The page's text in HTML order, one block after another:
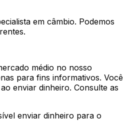
em câmbio. Podemos
médio no nosso
para fins informativos. Você
enviar dinheiro. Consulte as
enviar dinheiro para o